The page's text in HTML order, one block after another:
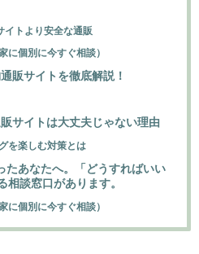
イトより安全な通販
に個別に今すぐ相談）
販サイトを徹底解説！
サイトは大丈夫じゃない理由
を楽しむ対策とは
たあなたへ。「どうすればいい
談窓口があります。
に個別に今すぐ相談）